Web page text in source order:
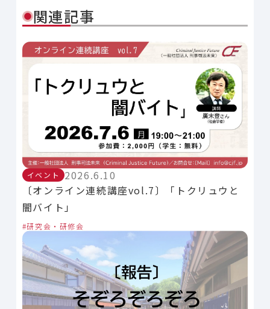
関連記事
イベント
2026.6.10
〔オンライン連続講座vol.7〕「トクリュウと
闇バイト」
研究会・研修会